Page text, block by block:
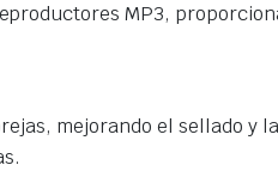
MP3,
mejorando el sellado y